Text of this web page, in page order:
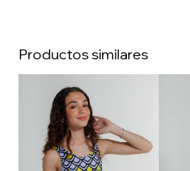
Productos similares